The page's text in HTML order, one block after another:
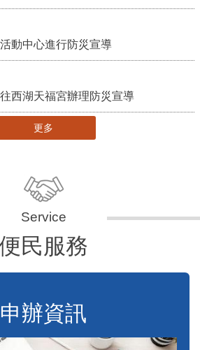
動中心進行防災宣導
西湖天福宮辦理防災宣導
更多
民服務
申辦資訊